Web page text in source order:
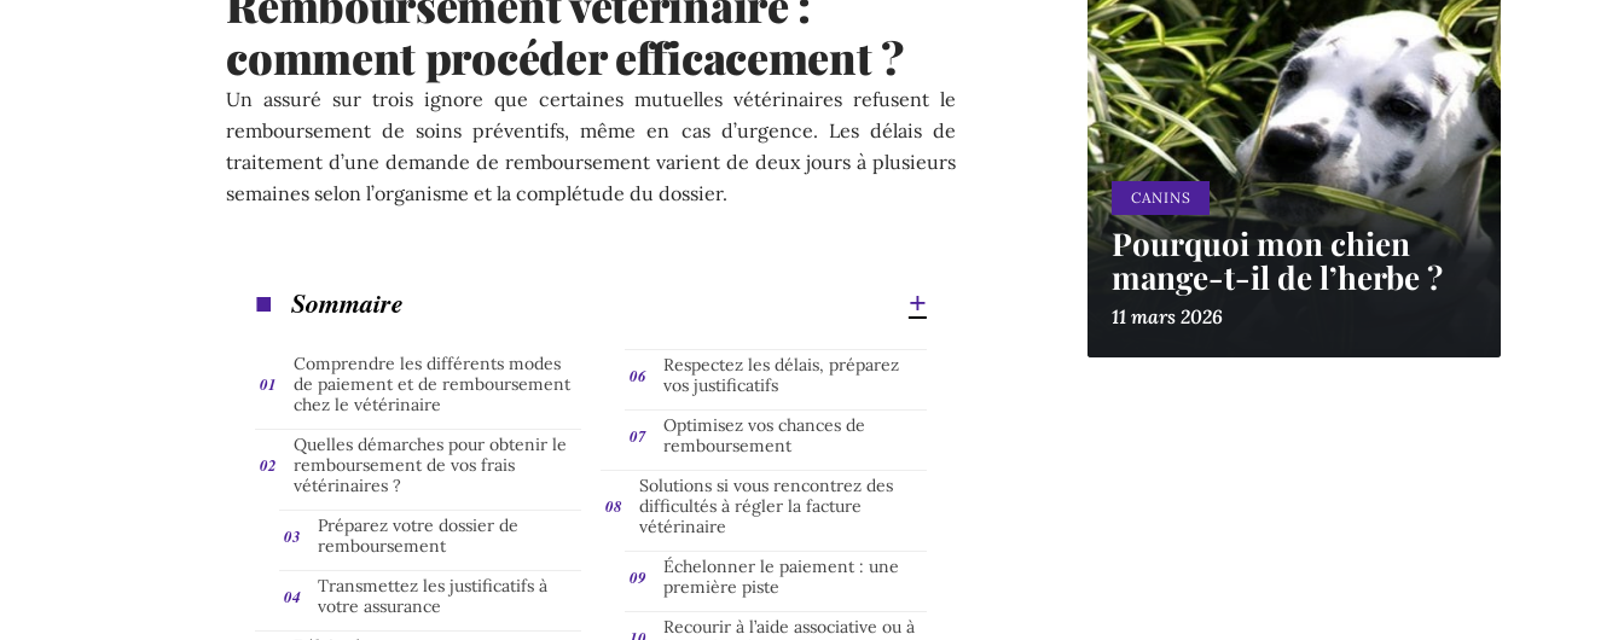
comment procéder efficacement ?
Un assuré sur trois ignore que certaines mutuelles vétérinaires refusent le
remboursement de soins préventifs, même en cas d’urgence. Les délais de
traitement d’une demande de remboursement varient de deux jours à plusieurs
semaines selon l’organisme et la complétude du dossier.
Sommaire
Comprendre les différents modes
de paiement et de remboursement
chez le vétérinaire
Quelles démarches pour obtenir le
remboursement de vos frais
vétérinaires ?
Préparez votre dossier de
remboursement
Transmettez les justificatifs à
votre assurance
Respectez les délais, préparez
vos justificatifs
Optimisez vos chances de
remboursement
Solutions si vous rencontrez des
difficultés à régler la facture
vétérinaire
Échelonner le paiement : une
première piste
Recourir à l’aide associative ou à
CANINS
Pourquoi mon chien
mange-t-il de l’herbe ?
11 mars 2026